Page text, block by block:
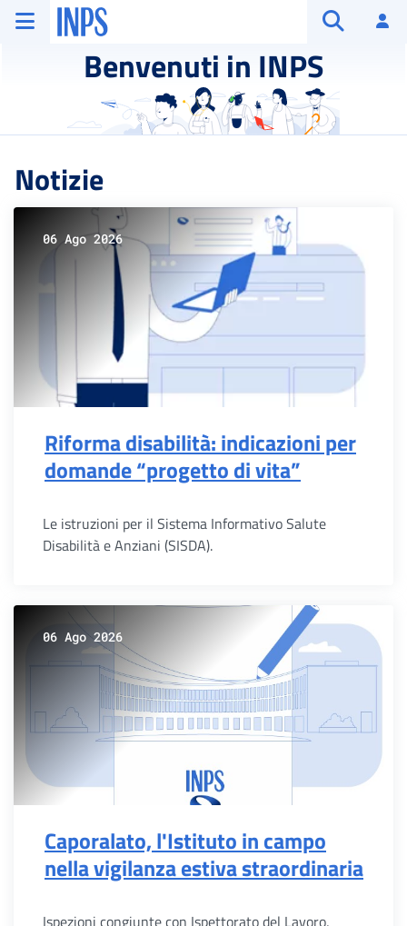
Vai al menu principale
Vai al contenuto principale
Vai al pie' di pagina
INPS ()
Benvenuti in INPS
Notizie
06 Ago 2026
Riforma disabilità: indicazioni per
domande “progetto di vita”
Le istruzioni per il Sistema Informativo Salute
Disabilità e Anziani (SISDA).
06 Ago 2026
Caporalato, l'Istituto in campo
nella vigilanza estiva straordinaria
Ispezioni congiunte con Ispettorato del Lavoro,